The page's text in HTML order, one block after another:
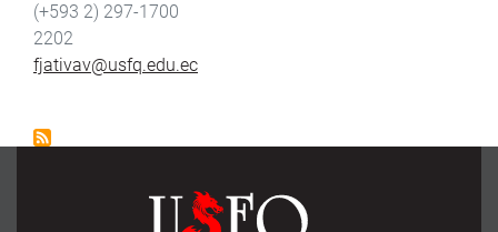
(+593 2) 297-1700
2202
fjativav@usfq.edu.ec